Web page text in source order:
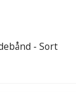
- Sort